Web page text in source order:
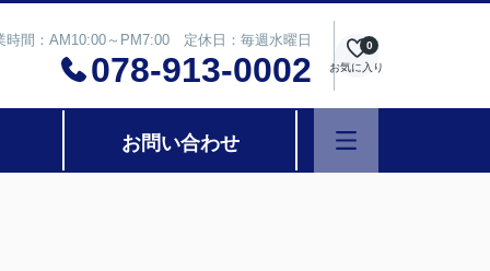
時間：AM10:00～PM7:00 定休日：毎週水曜日
078-913-0002 お気に入り
0
お問い合わせ